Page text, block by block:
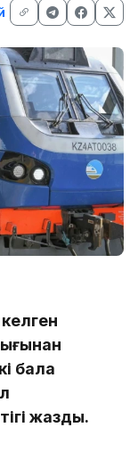
бала
жазды.